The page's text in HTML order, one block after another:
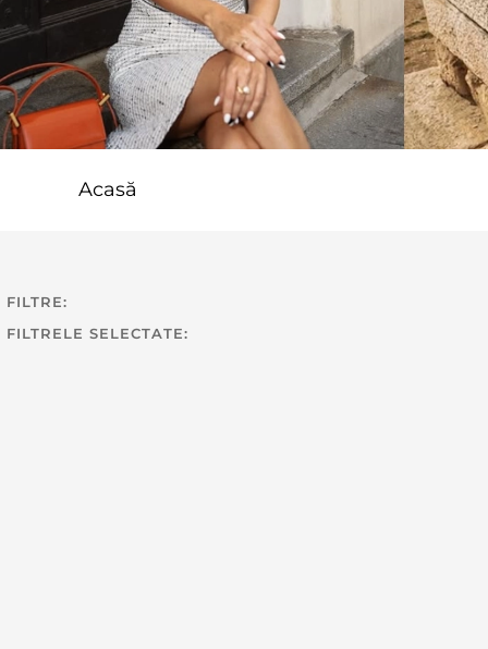
Acasă
FILTRE:
FILTRELE SELECTATE: